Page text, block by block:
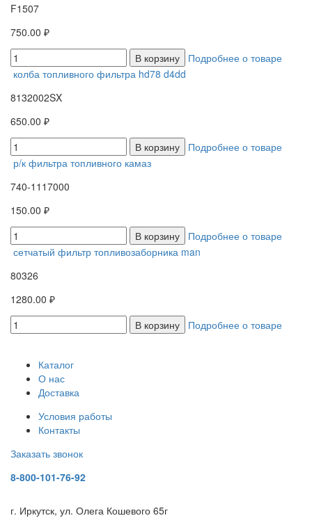
F1507
750.00 ₽
В корзину
Подробнее о товаре
колба топливного фильтра hd78 d4dd
8132002SX
650.00 ₽
В корзину
Подробнее о товаре
р/к фильтра топливного камаз
740-1117000
150.00 ₽
В корзину
Подробнее о товаре
сетчатый фильтр топливозаборника man
80326
1280.00 ₽
В корзину
Подробнее о товаре
Каталог
О нас
Доставка
Условия работы
Контакты
Заказать звонок
8-800-101-76-92
г. Иркутск, ул. Олега Кошевого 65г